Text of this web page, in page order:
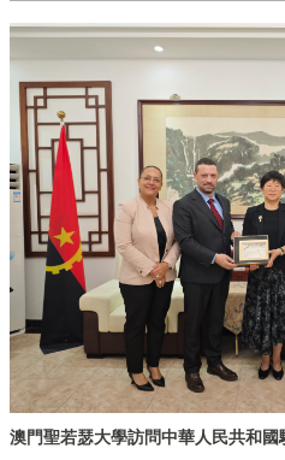
澳門聖若瑟大學訪問中華人民共和